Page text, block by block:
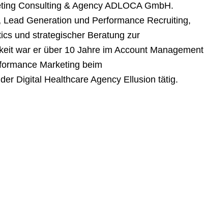
Consulting & Agency ADLOCA GmbH.
Generation und Performance Recruiting,
und strategischer Beratung zur
war er über 10 Jahre im Account Management
Marketing beim
Digital Healthcare Agency Ellusion tätig.